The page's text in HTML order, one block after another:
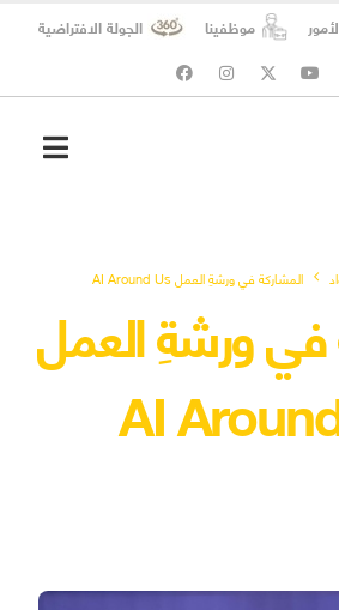
موظفينا الجولة الافتراضية
المشاركة في ورشةِ العمل AI Around Us
في ورشةِ العمل
AI